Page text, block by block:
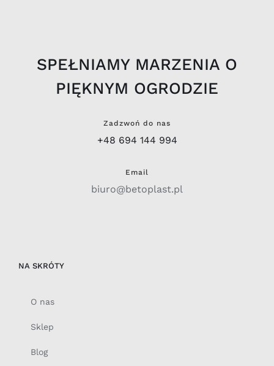
SPEŁNIAMY MARZENIA O
PIĘKNYM OGRODZIE
Zadzwoń do nas
+48 694 144 994
Email
biuro@betoplast.pl
NA SKRÓTY
O nas
Sklep
Blog